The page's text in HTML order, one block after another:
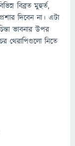
বিব্রত মুহুর্ত,
দিবেন না। এটা
ভাবনার উপর
থেরাপিগুলো নিতে